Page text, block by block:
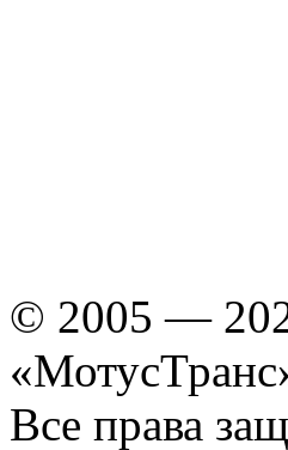
© 2005 —
Все права